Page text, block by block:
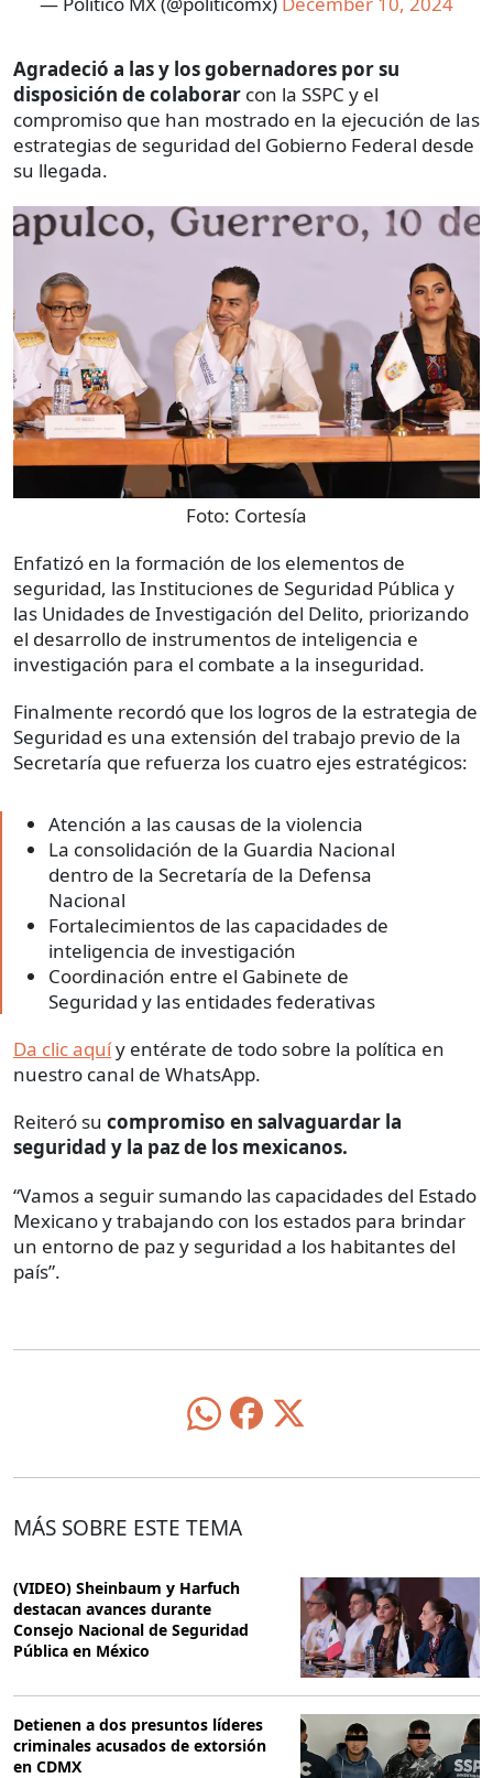
Agradeció a las y los gobernadores por su
disposición de colaborar con la SSPC y el
compromiso que han mostrado en la ejecución de las
estrategias de seguridad del Gobierno Federal desde
su llegada.
Foto: Cortesía
Enfatizó en la formación de los elementos de
seguridad, las Instituciones de Seguridad Pública y
las Unidades de Investigación del Delito, priorizando
el desarrollo de instrumentos de inteligencia e
investigación para el combate a la inseguridad.
Finalmente recordó que los logros de la estrategia de
Seguridad es una extensión del trabajo previo de la
Secretaría que refuerza los cuatro ejes estratégicos:
Atención a las causas de la violencia
La consolidación de la Guardia Nacional
dentro de la Secretaría de la Defensa
Nacional
Fortalecimientos de las capacidades de
inteligencia de investigación
Coordinación entre el Gabinete de
Seguridad y las entidades federativas
Da clic aquíy entérate de todo sobre la política en
nuestro canal de WhatsApp.
Reiteró su compromiso en salvaguardar la
seguridad y la paz de los mexicanos.
“Vamos a seguir sumando las capacidades del Estado
Mexicano y trabajando con los estados para brindar
un entorno de paz y seguridad a los habitantes del
país”.
MÁS SOBRE ESTE TEMA
(VIDEO) Sheinbaum y Harfuch
destacan avances durante
Consejo Nacional de Seguridad
Pública en México
Detienen a dos presuntos líderes
criminales acusados de extorsión
en CDMX